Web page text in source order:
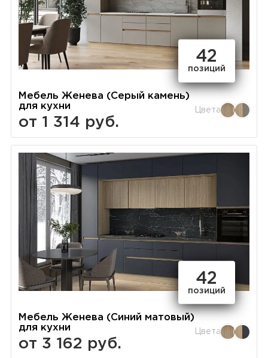
42
позиций
Мебель Женева (Серый камень)
для кухни
от 1 314 руб.
Цвета
42
позиций
Мебель Женева (Синий матовый)
для кухни
от 3 162 руб.
Цвета